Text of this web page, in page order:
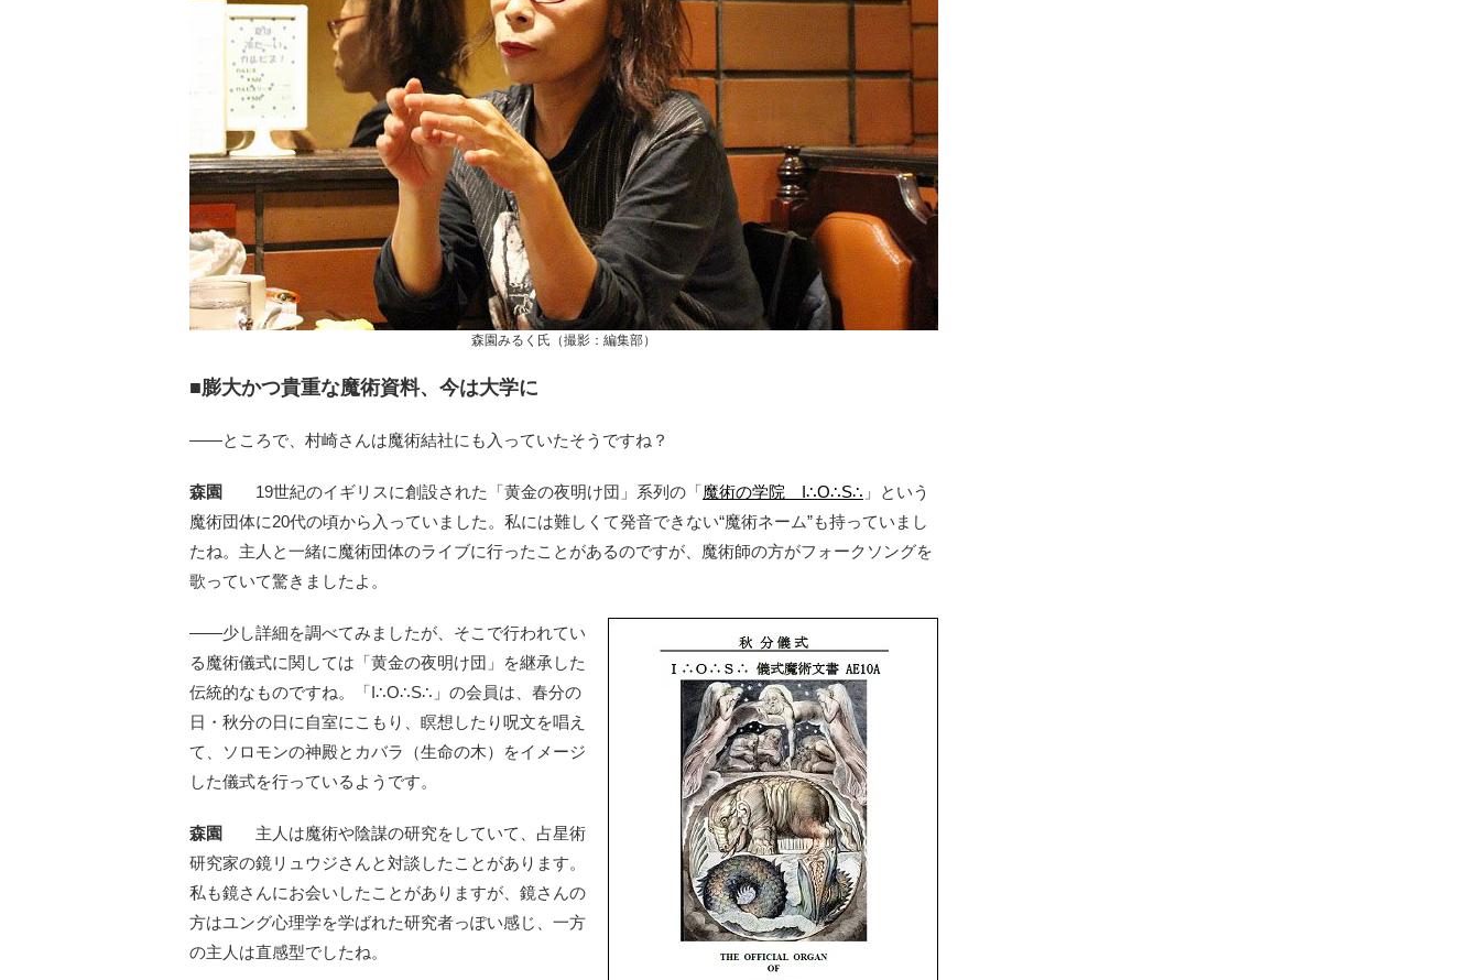
森園みるく氏（撮影：編集部）
■膨大かつ貴重な魔術資料、今は大学に
――ところで、村崎さんは魔術結社にも入っていたそうですね？
森園 19世紀のイギリスに創設された「黄金の夜明け団」系列の「魔術の学院 I∴O∴S∴ 」という
魔術団体に20代の頃から入っていました。私には難しくて発音できない“魔術ネーム”も持っていまし
たね。主人と一緒に魔術団体のライブに行ったことがあるのですが、魔術師の方がフォークソングを
歌っていて驚きましたよ。
――少し詳細を調べてみましたが、そこで行われてい
る魔術儀式に関しては「黄金の夜明け団」を継承した
伝統的なものですね。「I∴O∴S∴」の会員は、春分の
日・秋分の日に自室にこもり、瞑想したり呪文を唱え
て、ソロモンの神殿とカバラ（生命の木）をイメージ
した儀式を行っているようです。
森園
主人は魔術や陰謀の研究をしていて、占星術
研究家の鏡リュウジさんと対談したことがあります。
私も鏡さんにお会いしたことがありますが、鏡さんの
方はユング心理学を学ばれた研究者っぽい感じ、一方
の主人は直感型でしたね。